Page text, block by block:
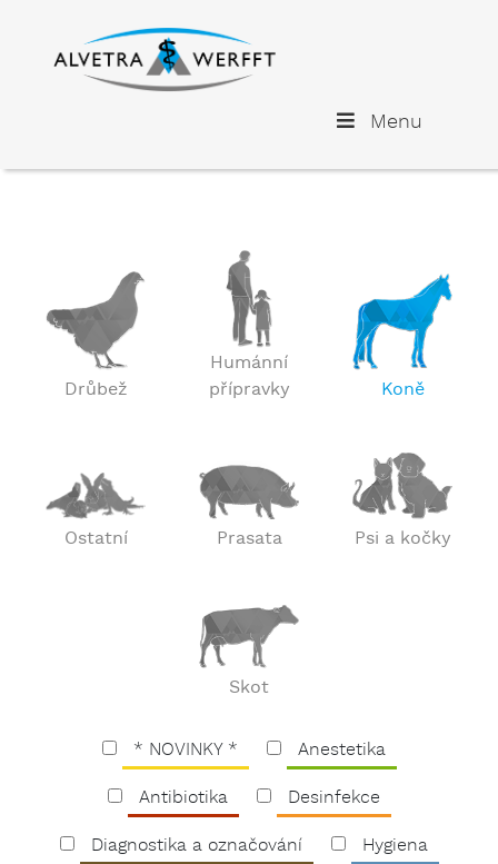
Menu
Drůbež
Humánní
přípravky
Koně
Ostatní Prasata Psi a kočky
Skot
* NOVINKY * Anestetika
Antibiotika Desinfekce
Diagnostika a označování Hygiena